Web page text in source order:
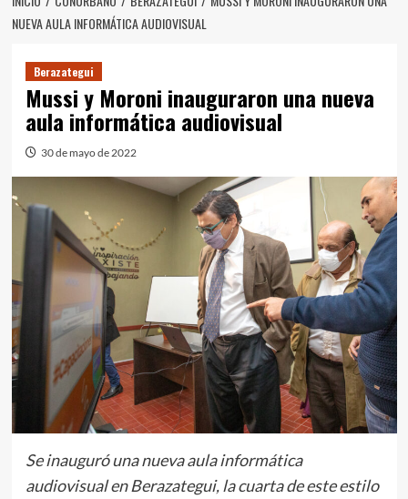
NUEVA AULA INFORMÁTICA AUDIOVISUAL
Berazategui
Mussi y Moroni inauguraron una nueva
aula informática audiovisual
30 de mayo de 2022
Se inauguró una nueva aula informática
audiovisual en Berazategui, la cuarta de este estilo